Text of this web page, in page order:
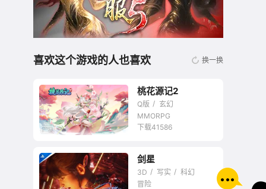
喜欢这个游戏的人也喜欢 换一换
无商城开放交易回合
网游
桃花源记2
Q版
玄幻
MMORPG
下载41586
剑星
3D 写实
科幻
冒险